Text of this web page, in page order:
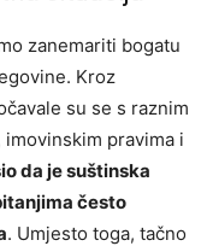
zanemariti bogatu
Kroz
su se s raznim
pravima i
da je suštinska
često
. Umjesto toga, tačno